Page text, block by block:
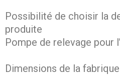
Possibilité de choisir la
produite
Pompe de relevage pour
Dimensions de la